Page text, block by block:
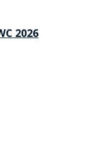
2026